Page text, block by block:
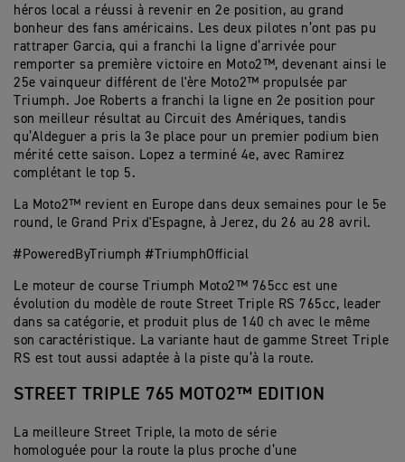
héros local a réussi à revenir en 2e position, au grand
bonheur des fans américains. Les deux pilotes n’ont pas pu
rattraper Garcia, qui a franchi la ligne d’arrivée pour
remporter sa première victoire en Moto2™, devenant ainsi le
25e vainqueur différent de l'ère Moto2™ propulsée par
Triumph. Joe Roberts a franchi la ligne en 2e position pour
son meilleur résultat au Circuit des Amériques, tandis
qu’Aldeguer a pris la 3e place pour un premier podium bien
mérité cette saison. Lopez a terminé 4e, avec Ramirez
complétant le top 5.
La Moto2™ revient en Europe dans deux semaines pour le 5e
round, le Grand Prix d'Espagne, à Jerez, du 26 au 28 avril.
#PoweredByTriumph #TriumphOfficial
Le moteur de course Triumph Moto2™ 765cc est une
évolution du modèle de route Street Triple RS 765cc, leader
dans sa catégorie, et produit plus de 140 ch avec le même
son caractéristique. La variante haut de gamme Street Triple
RS est tout aussi adaptée à la piste qu’à la route.
STREET TRIPLE 765 MOTO2™ EDITION
La meilleure Street Triple, la moto de série
homologuée pour la route la plus proche d’une